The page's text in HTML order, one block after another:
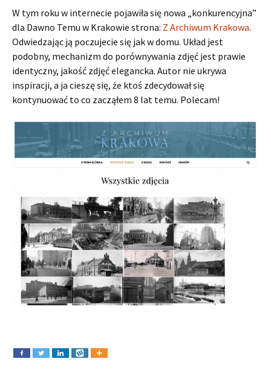
W tym roku w internecie pojawiła się nowa „konkurencyjna”
dla Dawno Temu w Krakowie strona: Z Archiwum Krakowa.
Odwiedzając ją poczujecie się jak w domu. Układ jest
podobny, mechanizm do porównywania zdjęć jest prawie
identyczny, jakość zdjęć elegancka. Autor nie ukrywa
inspiracji, a ja cieszę się, że ktoś zdecydował się
kontynuować to co zacząłem 8 lat temu. Polecam!